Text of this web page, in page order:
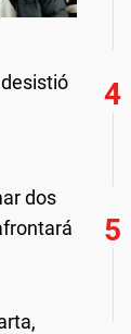
dos